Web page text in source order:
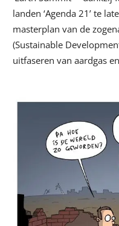
landen ‘Agenda 21’ te
masterplan van de
(Sustainable
uitfaseren van aardgas